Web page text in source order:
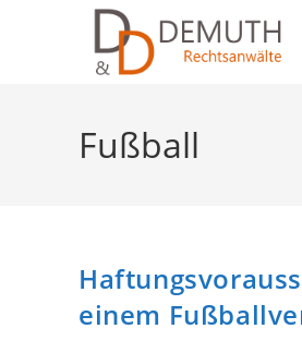
Fußball
einem